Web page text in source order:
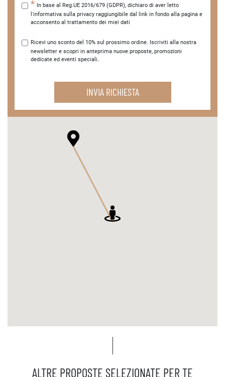
In base al Reg.UE 2016/679 (GDPR), dichiaro di aver letto
l'informativa sulla privacy raggiungibile dal link in fondo alla pagina e
acconsento al trattamento dei miei dati
Ricevi uno sconto del 10% sul prossimo ordine. Iscriviti alla nostra
newsletter e scopri in anteprima nuove proposte, promozioni
dedicate ed eventi speciali.
INVIA RICHIESTA
ALTRE PROPOSTE SELEZIONATE PER TE